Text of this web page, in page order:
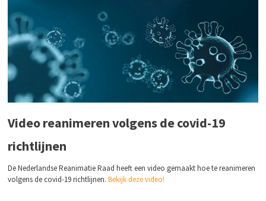
Video reanimeren volgens de covid-19
richtlijnen
De Nederlandse Reanimatie Raad heeft een video gemaakt hoe te reanimeren
volgens de covid-19 richtlijnen.Bekijk deze video!